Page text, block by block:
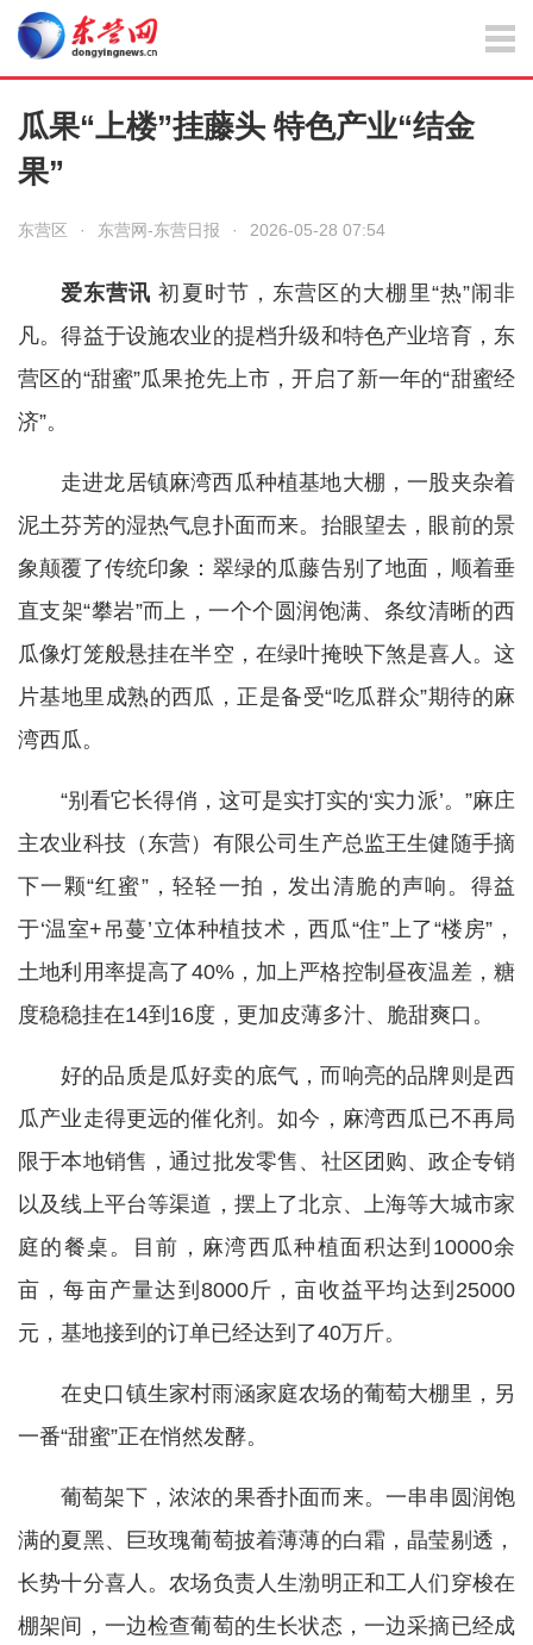
瓜果“上楼”挂藤头 特色产业“结金
果”
东营区 · 东营网-东营日报 · 2026-05-28 07:54
爱东营讯 初夏时节，东营区的大棚里“热”闹非
凡。得益于设施农业的提档升级和特色产业培育，东
营区的“甜蜜”瓜果抢先上市，开启了新一年的“甜蜜经
济”。
走进龙居镇麻湾西瓜种植基地大棚，一股夹杂着
泥土芬芳的湿热气息扑面而来。抬眼望去，眼前的景
象颠覆了传统印象：翠绿的瓜藤告别了地面，顺着垂
直支架“攀岩”而上，一个个圆润饱满、条纹清晰的西
瓜像灯笼般悬挂在半空，在绿叶掩映下煞是喜人。这
片基地里成熟的西瓜，正是备受“吃瓜群众”期待的麻
湾西瓜。
“别看它长得俏，这可是实打实的‘实力派’。”麻庄
主农业科技（东营）有限公司生产总监王生健随手摘
下一颗“红蜜”，轻轻一拍，发出清脆的声响。得益
于‘温室+吊蔓’立体种植技术，西瓜“住”上了“楼房”，
土地利用率提高了40%，加上严格控制昼夜温差，糖
度稳稳挂在14到16度，更加皮薄多汁、脆甜爽口。
好的品质是瓜好卖的底气，而响亮的品牌则是西
瓜产业走得更远的催化剂。如今，麻湾西瓜已不再局
限于本地销售，通过批发零售、社区团购、政企专销
以及线上平台等渠道，摆上了北京、上海等大城市家
庭的餐桌。目前，麻湾西瓜种植面积达到10000余
亩，每亩产量达到8000斤，亩收益平均达到25000
元，基地接到的订单已经达到了40万斤。
在史口镇生家村雨涵家庭农场的葡萄大棚里，另
一番“甜蜜”正在悄然发酵。
葡萄架下，浓浓的果香扑面而来。一串串圆润饱
满的夏黑、巨玫瑰葡萄披着薄薄的白霜，晶莹剔透，
长势十分喜人。农场负责人生渤明正和工人们穿梭在
棚架间，一边检查葡萄的生长状态，一边采摘已经成